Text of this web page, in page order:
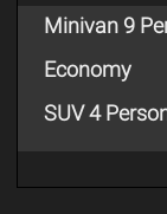
Minivan 9
Economy
SUV 4